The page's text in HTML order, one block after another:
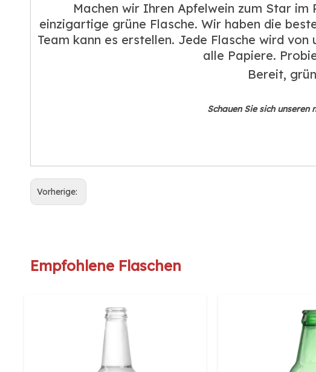
Machen wir Ihren Apfelwein zum Star
einzigartige grüne Flasche. Wir haben die
Team kann es erstellen. Jede Flasche wird von
alle Papiere.
Bereit,
Schauen Sie sich
Vorherige:
Empfohlene Flaschen